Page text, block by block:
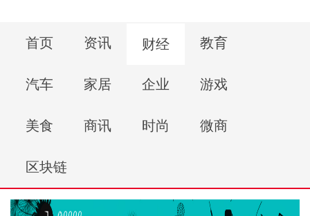
首页 资讯 财经 教育
汽车 家居 企业 游戏
美食 商讯 时尚 微商
区块链